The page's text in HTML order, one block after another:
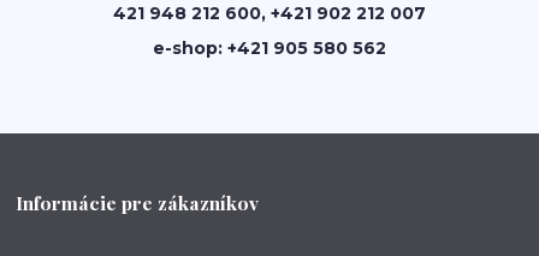
421 948 212 600, +421 902 212 007
e-shop: +421 905 580 562
Informácie pre zákazníkov